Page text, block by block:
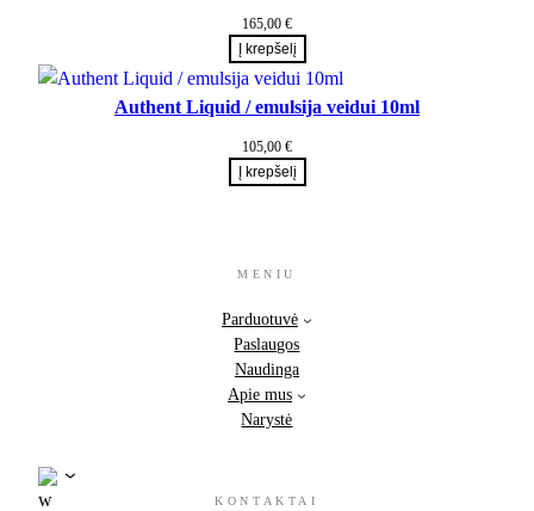
165,00 €
Į krepšelį
Authent Liquid / emulsija veidui 10ml
105,00 €
Į krepšelį
MENIU
Parduotuvė
Paslaugos
Naudinga
Apie mus
Narystė
KONTAKTAI